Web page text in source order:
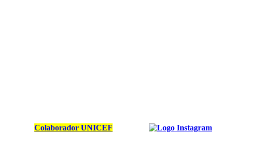
Colaborador UNICEF